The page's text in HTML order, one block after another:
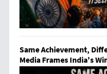
Same Achievement,
Media Frames India's